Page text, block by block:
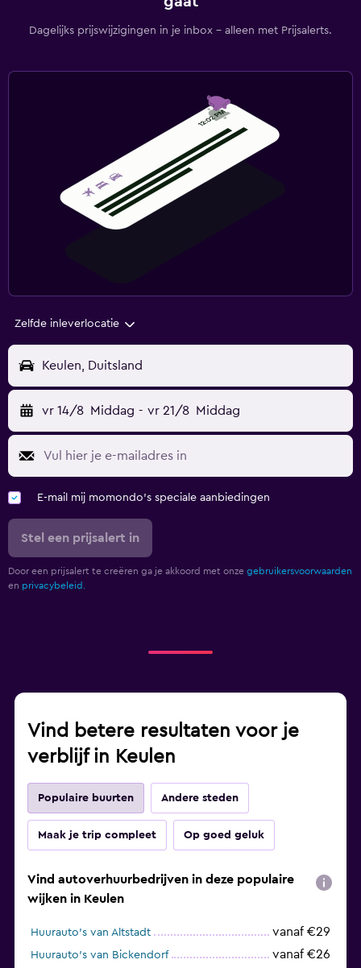
Dagelijks prijswijzigingen in je inbox - alleen met Prijsalerts.
Zelfde inleverlocatie
Keulen, Duitsland
vr 14/8 Middag - vr 21/8 Middag
E-mail mij momondo's speciale aanbiedingen
Stel een prijsalert in
Door een prijsalert te creëren ga je akkoord met onze gebruikersvoorwaarden
en privacybeleid.
Vind betere resultaten voor je
verblijf in Keulen
Populaire buurten Andere steden
Maak je trip compleet Op goed geluk
Vind autoverhuurbedrijven in deze populaire
wijken in Keulen
Huurauto's van Altstadt vanaf €29
Huurauto's van Bickendorf vanaf €26